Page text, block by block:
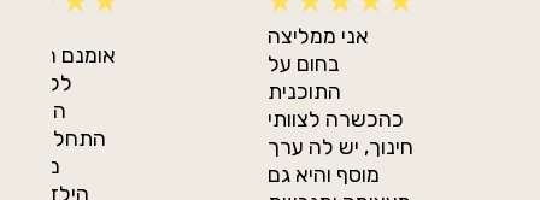
אני ממליצה
בחום על
התוכנית
כהכשרה לצוותי
חינוך, יש לה ערך
מוסף והיא גם
אומנם
לקראת
השנה
התחלתן